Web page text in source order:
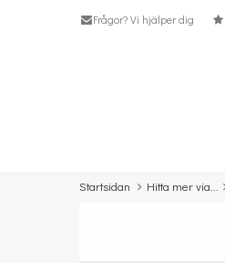
Frågor? Vi hjälper dig
Startsidan Hitta mer via...